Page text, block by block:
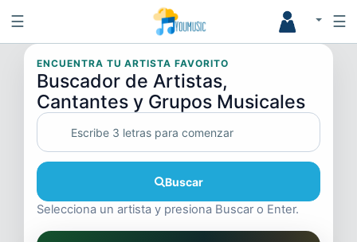
☰ ☰
ENCUENTRA TU ARTISTA FAVORITO
Buscador de Artistas,
Cantantes y Grupos Musicales
Buscar
Selecciona un artista y presiona Buscar o Enter.